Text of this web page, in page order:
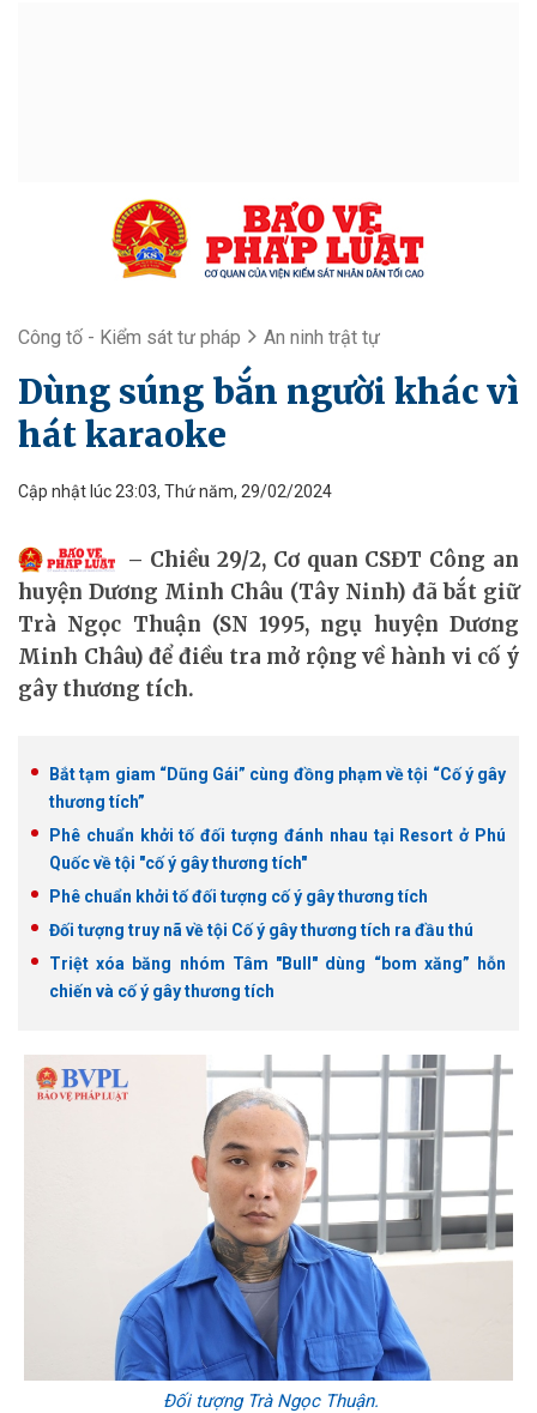
Công tố - Kiểm sát tư pháp An ninh trật tự
Dùng súng bắn người khác vì
hát karaoke
Cập nhật lúc 23:03, Thứ năm, 29/02/2024
Chiều 29/2, Cơ quan CSĐT Công an
huyện Dương Minh Châu (Tây Ninh) đã bắt giữ
Trà Ngọc Thuận (SN 1995, ngụ huyện Dương
Minh Châu) để điều tra mở rộng về hành vi cố ý
gây thương tích.
Bắt tạm giam “Dũng Gái” cùng đồng phạm về tội “Cố ý gây
thương tích”
Phê chuẩn khởi tố đối tượng đánh nhau tại Resort ở Phú
Quốc về tội "cố ý gây thương tích"
Phê chuẩn khởi tố đối tượng cố ý gây thương tích
Đối tượng truy nã về tội Cố ý gây thương tích ra đầu thú
Triệt xóa băng nhóm Tâm "Bull" dùng “bom xăng” hỗn
chiến và cố ý gây thương tích
Đối tượng Trà Ngọc Thuận.